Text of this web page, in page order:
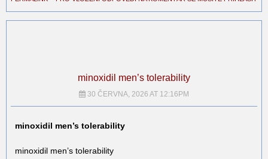
minoxidil men’s tolerability
30 ČERVNA, 2026 AT 12:16PM
minoxidil men’s tolerability
minoxidil men’s tolerability